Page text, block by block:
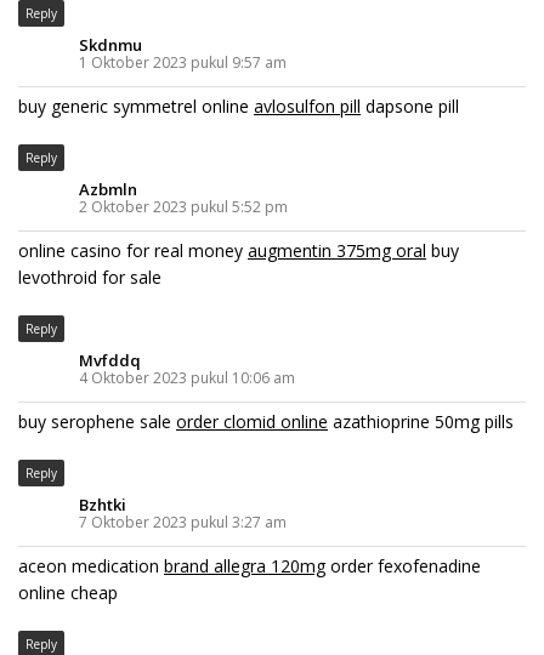
Reply
Skdnmu
1 Oktober 2023 pukul 9:57 am
buy generic symmetrel online avlosulfon pill dapsone pill
Reply
Azbmln
2 Oktober 2023 pukul 5:52 pm
online casino for real money augmentin 375mg oral buy
levothroid for sale
Reply
Mvfddq
4 Oktober 2023 pukul 10:06 am
buy serophene sale order clomid online azathioprine 50mg pills
Reply
Bzhtki
7 Oktober 2023 pukul 3:27 am
aceon medication brand allegra 120mgorder fexofenadine
online cheap
Reply